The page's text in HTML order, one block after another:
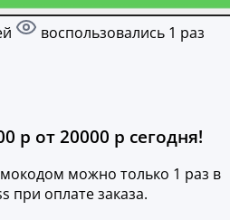
воспользовались 1 раз
р от 20000 р сегодня!
можно только 1 раз в
при оплате заказа.